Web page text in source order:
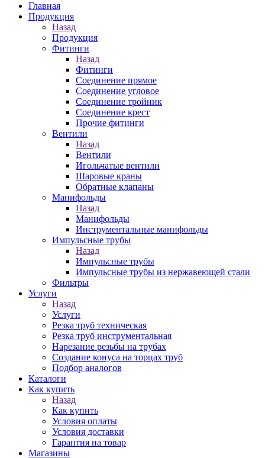
Главная
Продукция
Назад
Продукция
Фитинги
Назад
Фитинги
Соединение прямое
Соединение угловое
Соединение тройник
Соединение крест
Прочие фитинги
Вентили
Назад
Вентили
Игольчатые вентили
Шаровые краны
Обратные клапаны
Манифольды
Назад
Манифольды
Инструментальные манифольды
Импульсные трубы
Назад
Импульсные трубы
Импульсные трубы из нержавеющей стали
Фильтры
Услуги
Назад
Услуги
Резка труб техническая
Резка труб инструментальная
Нарезание резьбы на трубах
Создание конуса на торцах труб
Подбор аналогов
Каталоги
Как купить
Назад
Как купить
Условия оплаты
Условия доставки
Гарантия на товар
Магазины